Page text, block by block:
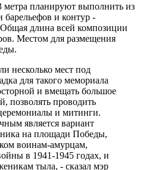
планируют выполнить из
и контур -
длина всей композиции
Местом для размещения
несколько мест под
для такого мемориала
и вмещать большое
позволять проводить
и митинги.
является вариант
на площади Победы,
воинам-амурцам,
в 1941-1945 годах, и
тыла, - сказал мэр